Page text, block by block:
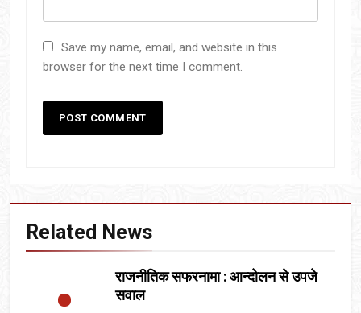
Save my name, email, and website in this
browser for the next time I comment.
Related News
राजनीतिक सफरनामा : आन्दोलन से उपजे
सवाल